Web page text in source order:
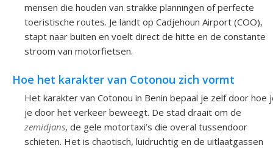
mensen die houden van strakke planningen of perfecte
toeristische routes. Je landt op Cadjehoun Airport (COO),
stapt naar buiten en voelt direct de hitte en de constante
stroom van motorfietsen.
Hoe het karakter van Cotonou zich vormt
Het karakter van Cotonou in Benin bepaal je zelf door hoe
je door het verkeer beweegt. De stad draait om de
zemidjans, de gele motortaxi’s die overal tussendoor
schieten. Het is chaotisch, luidruchtig en de uitlaatgassen